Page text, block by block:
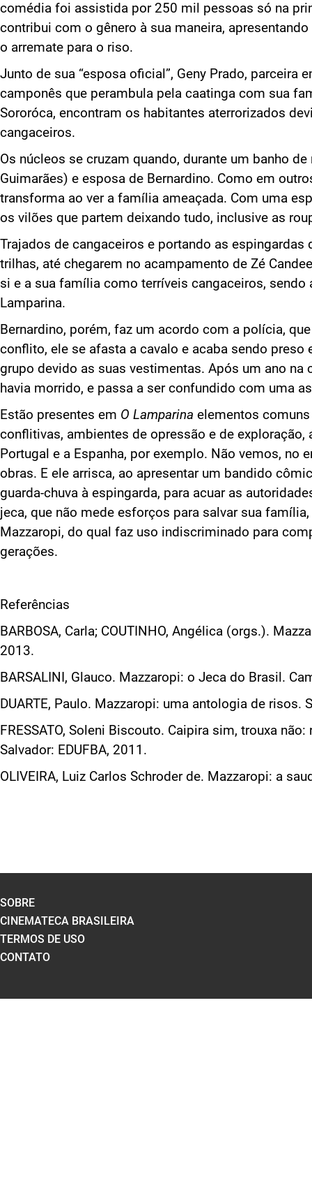
comédia foi assistida por 250 mil pessoas só na
contribui com o gênero à sua maneira,
o arremate para o riso.
Junto de sua “esposa oficial”, Geny Prado,
camponês que perambula pela caatinga com sua
Sororóca, encontram os habitantes aterrorizados
cangaceiros.
Os núcleos se cruzam quando, durante um banho
Guimarães) e esposa de Bernardino. Como em
transforma ao ver a família ameaçada. Com uma
os vilões que partem deixando tudo, inclusive as
Trajados de cangaceiros e portando as
trilhas, até chegarem no acampamento de Zé
si e a sua família como terríveis cangaceiros,
Lamparina.
Bernardino, porém, faz um acordo com a polícia,
conflito, ele se afasta a cavalo e acaba sendo
grupo devido as suas vestimentas. Após um ano na
havia morrido, e passa a ser confundido com uma
Estão presentes em O Lamparina elementos
conflitivas, ambientes de opressão e de
Portugal e a Espanha, por exemplo. Não vemos,
obras. E ele arrisca, ao apresentar um bandido
guarda-chuva à espingarda, para acuar as
jeca, que não mede esforços para salvar sua
Mazzaropi, do qual faz uso indiscriminado para
gerações.
Referências
BARBOSA, Carla; COUTINHO, Angélica (orgs.).
2013.
BARSALINI, Glauco. Mazzaropi: o Jeca do Brasil.
DUARTE, Paulo. Mazzaropi: uma antologia de
FRESSATO, Soleni Biscouto. Caipira sim, trouxa
Salvador: EDUFBA, 2011.
OLIVEIRA, Luiz Carlos Schroder de. Mazzaropi: a
SOBRE
CINEMATECA BRASILEIRA
TERMOS DE USO
CONTATO